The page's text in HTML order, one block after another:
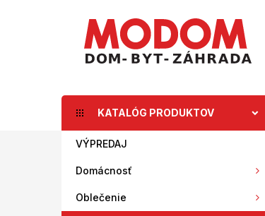
KATALÓG PRODUKTOV
VÝPREDAJ
Domácnosť
Oblečenie